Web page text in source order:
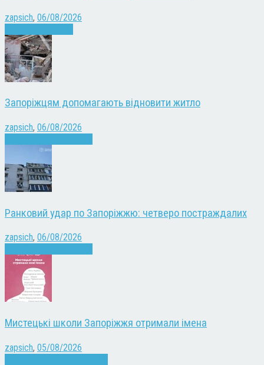
zapsich, 06/08/2026
Запоріжцям допомагають відновити житло
zapsich, 06/08/2026
Ранковий удар по Запоріжжю: четверо постраждалих
zapsich, 06/08/2026
Мистецькі школи Запоріжжя отримали імена
zapsich, 05/08/2026